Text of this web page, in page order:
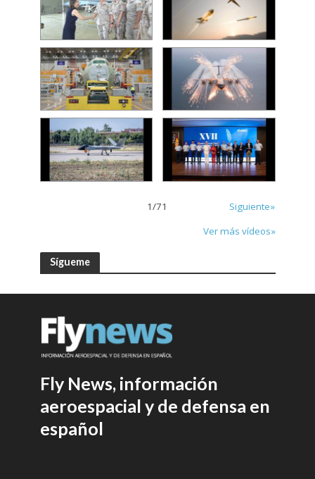
1/71
Siguiente»
Ver más vídeos»
Sígueme
Fly News, información
aeroespacial y de defensa en
español